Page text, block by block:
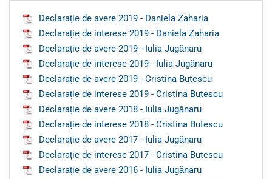
Declarație de avere 2019 - Daniela Zaharia
Declarație de interese 2019 - Daniela Zaharia
Declarație de avere 2019 - Iulia Jugănaru
Declarație de interese 2019 - Iulia Jugănaru
Declarație de avere 2019 - Cristina Butescu
Declarație de interese 2019 - Cristina Butescu
Declarație de avere 2018 - Iulia Jugănaru
Declarație de interese 2018 - Cristina Butescu
Declarație de avere 2017 - Iulia Jugănaru
Declarație de interese 2017 - Cristina Butescu
Declarație de avere 2016 - Iulia Jugănaru